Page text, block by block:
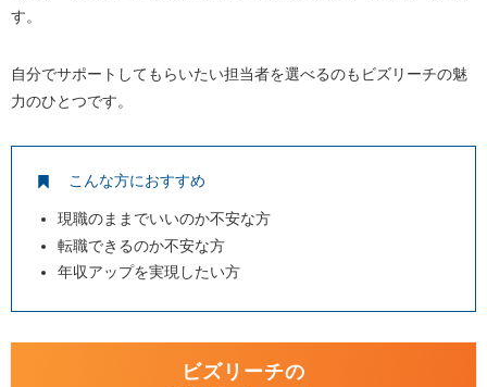
す。
自分でサポートしてもらいたい担当者を選べるのもビズリーチの魅
力のひとつです。
こんな方におすすめ
現職のままでいいのか不安な方
転職できるのか不安な方
年収アップを実現したい方
ビズリーチの